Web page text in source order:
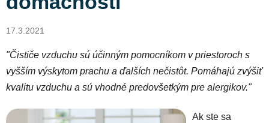
17.3.2021
"Čističe vzduchu sú účinným pomocníkom v priestoroch s
vyšším výskytom prachu a ďalších nečistôt. Pomáhajú zvýšiť
kvalitu vzduchu a sú vhodné predovšetkým pre alergikov."
Ak ste sa